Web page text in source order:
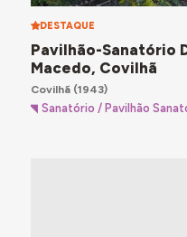
DESTAQUE
Pavilhão-Sanatório
Macedo, Covilhã
Covilhã(1943)
Sanatório / Pavilhão